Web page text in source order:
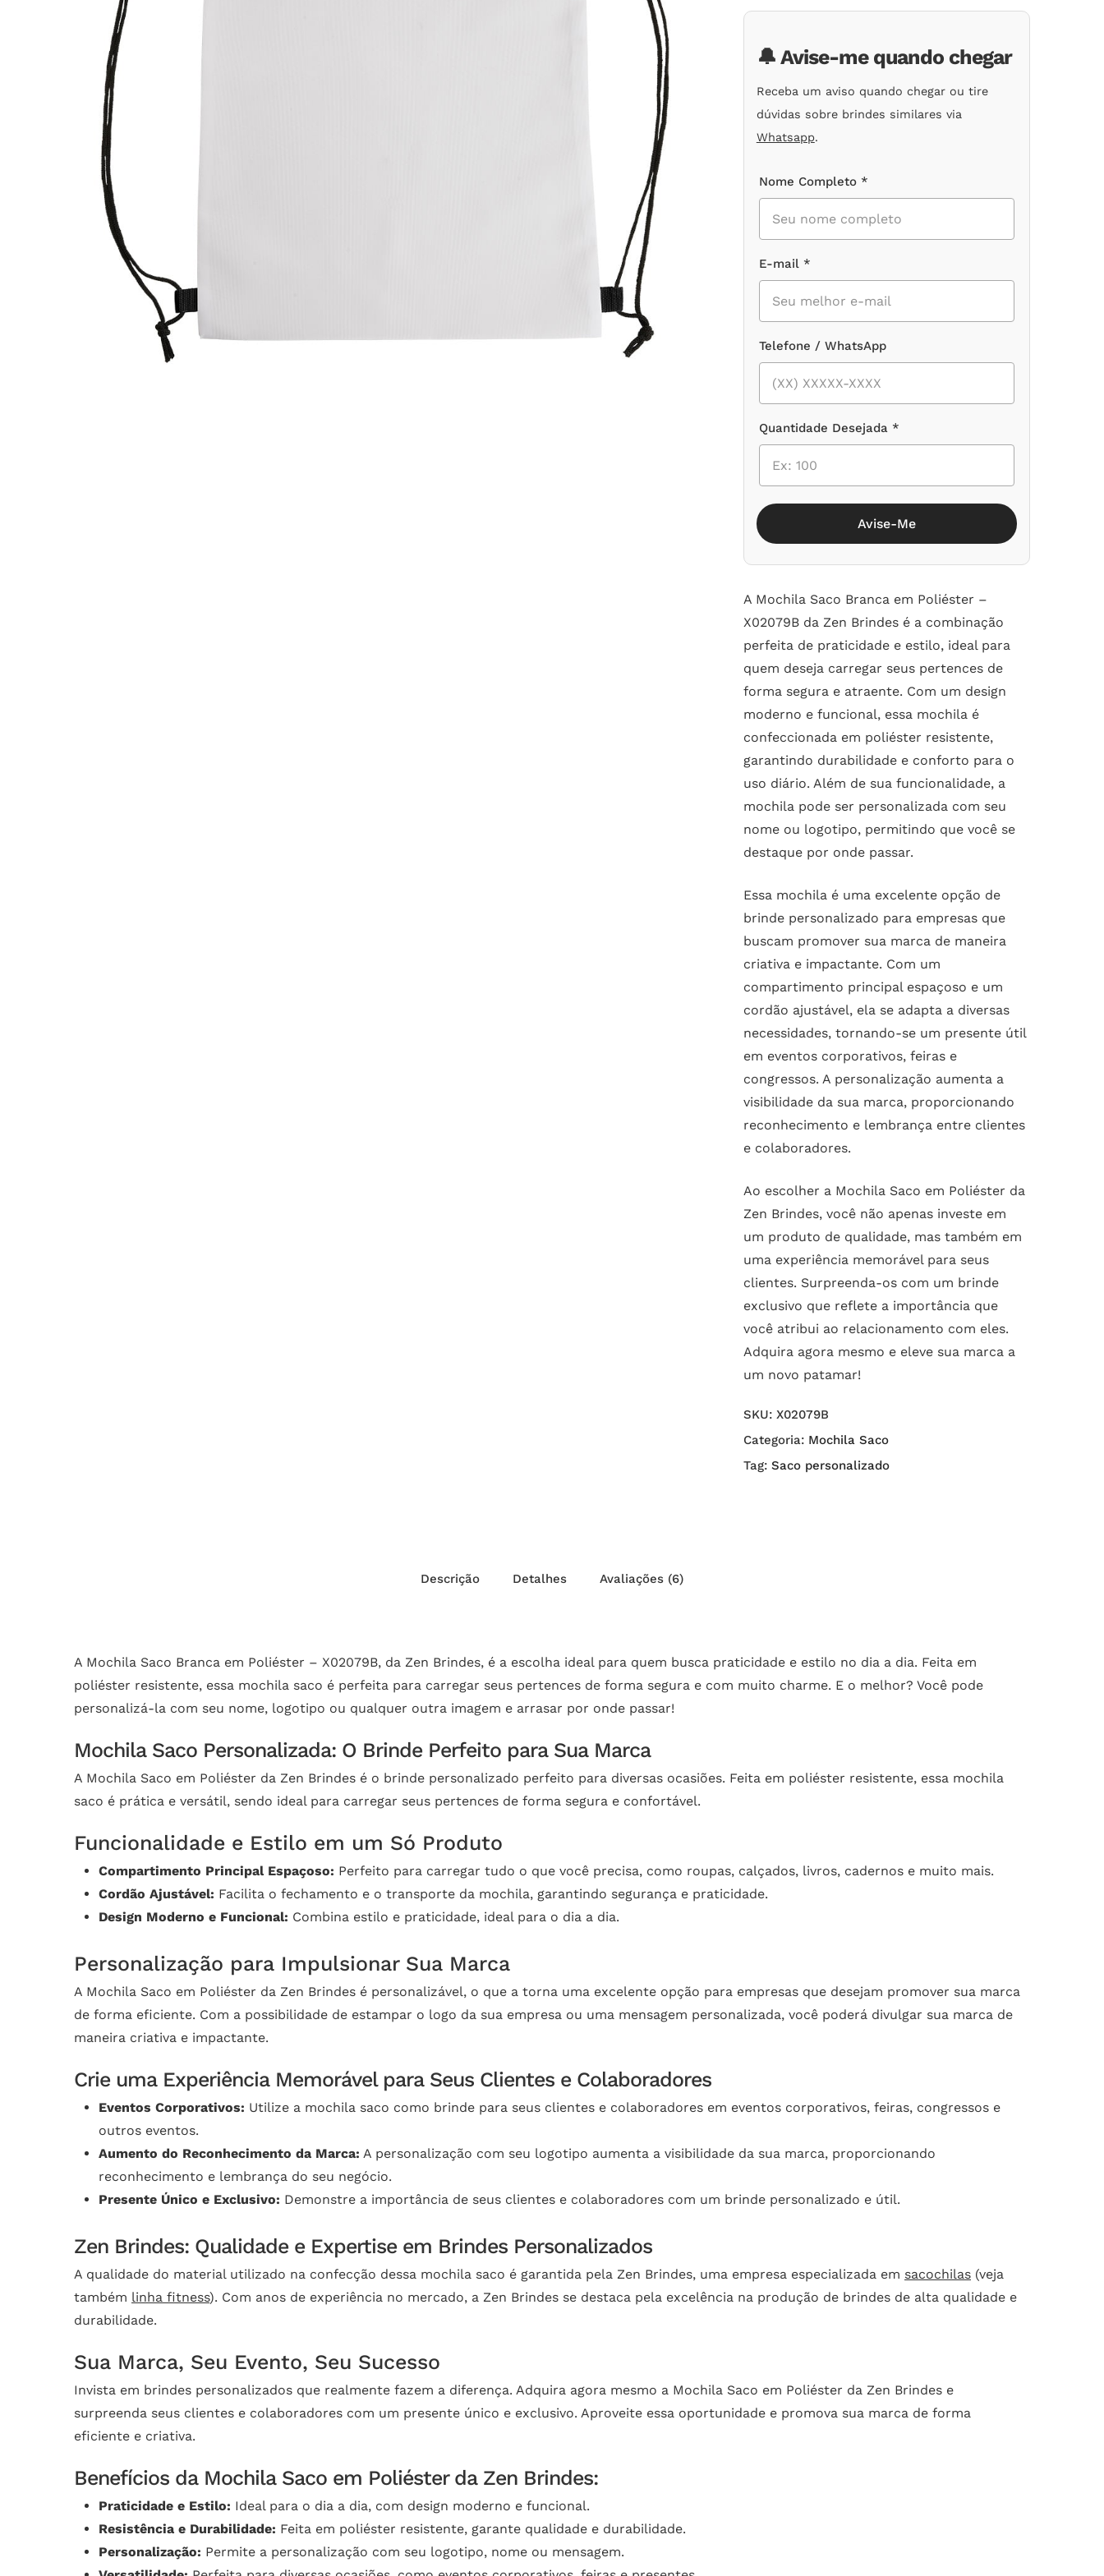
clientes
🔔 Avise-me quando chegar
Receba um aviso quando chegar ou tire
dúvidas sobre brindes similares via
Whatsapp.
Nome Completo *
E-mail *
Telefone / WhatsApp
Quantidade Desejada *
Avise-Me
A Mochila Saco Branca em Poliéster –
X02079B da Zen Brindes é a combinação
perfeita de praticidade e estilo, ideal para
quem deseja carregar seus pertences de
forma segura e atraente. Com um design
moderno e funcional, essa mochila é
confeccionada em poliéster resistente,
garantindo durabilidade e conforto para o
uso diário. Além de sua funcionalidade, a
mochila pode ser personalizada com seu
nome ou logotipo, permitindo que você se
destaque por onde passar.
Essa mochila é uma excelente opção de
brinde personalizado para empresas que
buscam promover sua marca de maneira
criativa e impactante. Com um
compartimento principal espaçoso e um
cordão ajustável, ela se adapta a diversas
necessidades, tornando-se um presente útil
em eventos corporativos, feiras e
congressos. A personalização aumenta a
visibilidade da sua marca, proporcionando
reconhecimento e lembrança entre clientes
e colaboradores.
Ao escolher a Mochila Saco em Poliéster da
Zen Brindes, você não apenas investe em
um produto de qualidade, mas também em
uma experiência memorável para seus
clientes. Surpreenda-os com um brinde
exclusivo que reflete a importância que
você atribui ao relacionamento com eles.
Adquira agora mesmo e eleve sua marca a
um novo patamar!
SKU: X02079B
Categoria: Mochila Saco
Tag: Saco personalizado
Descrição Detalhes Avaliações (6)
A Mochila Saco Branca em Poliéster – X02079B, da Zen Brindes, é a escolha ideal para quem busca praticidade e estilo no dia a dia. Feita em
poliéster resistente, essa mochila saco é perfeita para carregar seus pertences de forma segura e com muito charme. E o melhor? Você pode
personalizá-la com seu nome, logotipo ou qualquer outra imagem e arrasar por onde passar!
Mochila Saco Personalizada: O Brinde Perfeito para Sua Marca
A Mochila Saco em Poliéster da Zen Brindes é o brinde personalizado perfeito para diversas ocasiões. Feita em poliéster resistente, essa mochila
saco é prática e versátil, sendo ideal para carregar seus pertences de forma segura e confortável.
Funcionalidade e Estilo em um Só Produto
Compartimento Principal Espaçoso: Perfeito para carregar tudo o que você precisa, como roupas, calçados, livros, cadernos e muito mais.
Cordão Ajustável: Facilita o fechamento e o transporte da mochila, garantindo segurança e praticidade.
Design Moderno e Funcional: Combina estilo e praticidade, ideal para o dia a dia.
Personalização para Impulsionar Sua Marca
A Mochila Saco em Poliéster da Zen Brindes é personalizável, o que a torna uma excelente opção para empresas que desejam promover sua marca
de forma eficiente. Com a possibilidade de estampar o logo da sua empresa ou uma mensagem personalizada, você poderá divulgar sua marca de
maneira criativa e impactante.
Crie uma Experiência Memorável para Seus Clientes e Colaboradores
Eventos Corporativos: Utilize a mochila saco como brinde para seus clientes e colaboradores em eventos corporativos, feiras, congressos e
outros eventos.
Aumento do Reconhecimento da Marca: A personalização com seu logotipo aumenta a visibilidade da sua marca, proporcionando
reconhecimento e lembrança do seu negócio.
Presente Único e Exclusivo: Demonstre a importância de seus clientes e colaboradores com um brinde personalizado e útil.
Zen Brindes: Qualidade e Expertise em Brindes Personalizados
A qualidade do material utilizado na confecção dessa mochila saco é garantida pela Zen Brindes, uma empresa especializada em sacochilas (veja
também linha fitness). Com anos de experiência no mercado, a Zen Brindes se destaca pela excelência na produção de brindes de alta qualidade e
durabilidade.
Sua Marca, Seu Evento, Seu Sucesso
Invista em brindes personalizados que realmente fazem a diferença. Adquira agora mesmo a Mochila Saco em Poliéster da Zen Brindes e
surpreenda seus clientes e colaboradores com um presente único e exclusivo. Aproveite essa oportunidade e promova sua marca de forma
eficiente e criativa.
Benefícios da Mochila Saco em Poliéster da Zen Brindes:
Praticidade e Estilo: Ideal para o dia a dia, com design moderno e funcional.
Resistência e Durabilidade: Feita em poliéster resistente, garante qualidade e durabilidade.
Personalização: Permite a personalização com seu logotipo, nome ou mensagem.